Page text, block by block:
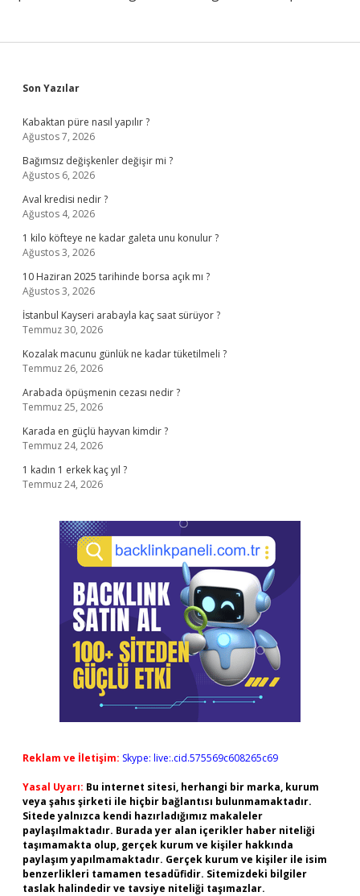
Sidebar
Son Yazılar
Kabaktan püre nasıl yapılır ?
Ağustos 7, 2026
Bağımsız değişkenler değişir mi ?
Ağustos 6, 2026
Aval kredisi nedir ?
Ağustos 4, 2026
1 kilo köfteye ne kadar galeta unu konulur ?
Ağustos 3, 2026
10 Haziran 2025 tarihinde borsa açık mı ?
Ağustos 3, 2026
İstanbul Kayseri arabayla kaç saat sürüyor ?
Temmuz 30, 2026
Kozalak macunu günlük ne kadar tüketilmeli ?
Temmuz 26, 2026
Arabada öpüşmenin cezası nedir ?
Temmuz 25, 2026
Karada en güçlü hayvan kimdir ?
Temmuz 24, 2026
1 kadın 1 erkek kaç yıl ?
Temmuz 24, 2026
Reklam ve İletişim: Skype: live:.cid.575569c608265c69
Yasal Uyarı: Bu internet sitesi, herhangi bir marka, kurum
veya şahıs şirketi ile hiçbir bağlantısı bulunmamaktadır.
Sitede yalnızca kendi hazırladığımız makaleler
paylaşılmaktadır. Burada yer alan içerikler haber niteliği
taşımamakta olup, gerçek kurum ve kişiler hakkında
paylaşım yapılmamaktadır. Gerçek kurum ve kişiler ile isim
benzerlikleri tamamen tesadüfidir. Sitemizdeki bilgiler
taslak halindedir ve tavsiye niteliği taşımazlar.